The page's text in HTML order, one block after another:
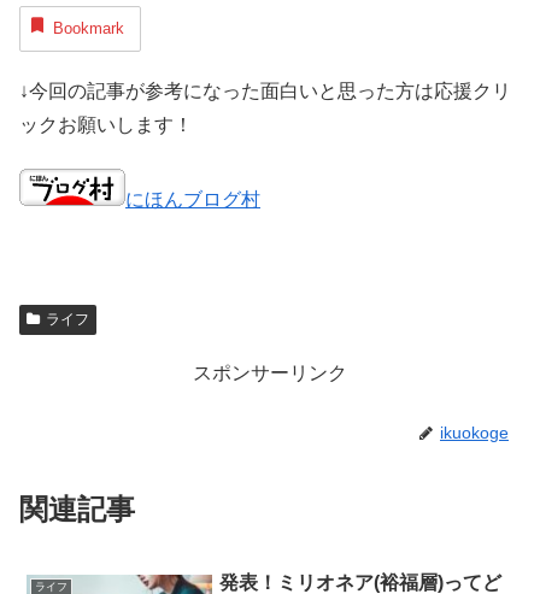
Bookmark
↓今回の記事が参考になった面白いと思った方は応援クリ
ックお願いします！
にほんブログ村
ライフ
スポンサーリンク
ikuokoge
関連記事
ライフ
発表！ミリオネア(裕福層)ってど